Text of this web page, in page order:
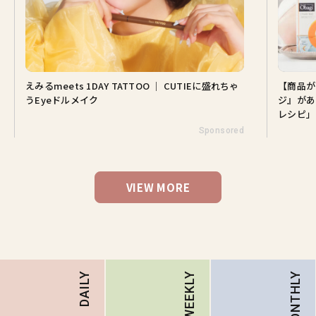
えみるmeets 1DAY TATTOO ｜ CUTIEに盛れちゃ
うEyeドルメイク
Sponsored
【商品
ジ』が
レシピ」
VIEW MORE
DAILY WEEKLY MONTHLY